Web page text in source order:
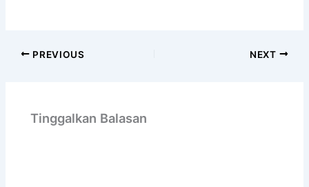
PREVIOUS NEXT
Tinggalkan Balasan